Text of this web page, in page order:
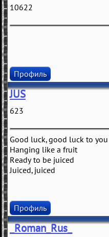
10622
Профиль
JUS
623
Good luck, good luck to you
Hanging like a fruit
Ready to be juiced
Juiced, juiced
Профиль
_Roman_Rus_